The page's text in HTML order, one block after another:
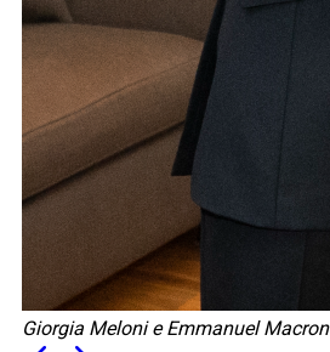
Giorgia Meloni e Emmanuel Macron